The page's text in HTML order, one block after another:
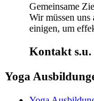
Gemeinsame
Wir müssen
einigen, um
Kontakt s.u.
Yoga